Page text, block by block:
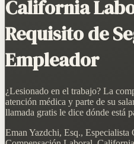
California
Requisito de
Empleador
¿Lesionado en el trabajo? La
atención médica y parte de su
llamada gratis le dice dónde está
Eman Yazdchi, Esq.,